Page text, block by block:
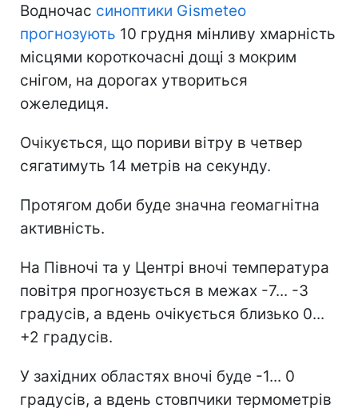
Водночас синоптики Gismeteo
прогнозують 10 грудня мінливу хмарність
місцями короткочасні дощі з мокрим
снігом, на дорогах утвориться
ожеледиця.
Очікується, що пориви вітру в четвер
сягатимуть 14 метрів на секунду.
Протягом доби буде значна геомагнітна
активність.
На Півночі та у Центрі вночі температура
повітря прогнозується в межах -7... -3
градусів, а вдень очікується близько 0...
+2 градусів.
У західних областях вночі буде -1... 0
градусів, а вдень стовпчики термометрів